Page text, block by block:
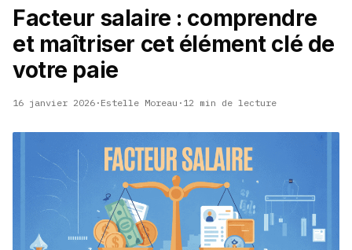
Facteur salaire : comprendre
et maîtriser cet élément clé de
votre paie
16 janvier 2026 · Estelle Moreau · 12 min de lecture